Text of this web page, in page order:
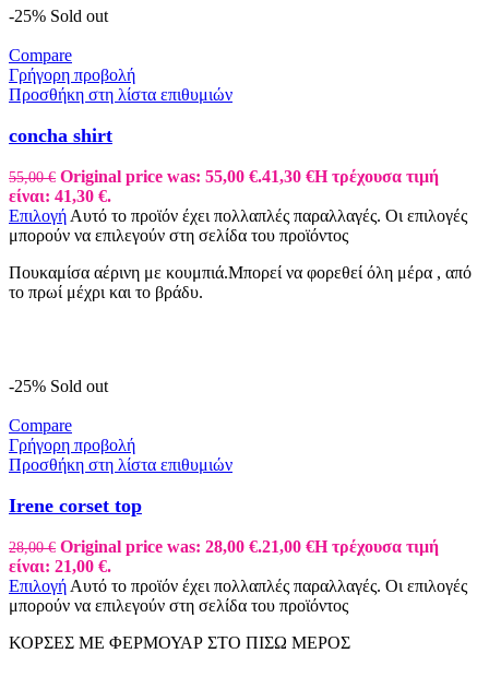
-25% Sold out
Compare
Γρήγορη προβολή
Προσθήκη στη λίστα επιθυμιών
concha shirt
55,00€ Original price was: 55,00 €.41,30 €Η τρέχουσα τιμή
είναι: 41,30 €.
Επιλογή Αυτό το προϊόν έχει πολλαπλές παραλλαγές. Οι επιλογές
μπορούν να επιλεγούν στη σελίδα του προϊόντος
Πουκαμίσα αέρινη με κουμπιά.Μπορεί να φορεθεί όλη μέρα , από
το πρωί μέχρι και το βράδυ.
-25% Sold out
Compare
Γρήγορη προβολή
Προσθήκη στη λίστα επιθυμιών
Irene corset top
28,00€ Original price was: 28,00 €.21,00 €Η τρέχουσα τιμή
είναι: 21,00 €.
Επιλογή Αυτό το προϊόν έχει πολλαπλές παραλλαγές. Οι επιλογές
μπορούν να επιλεγούν στη σελίδα του προϊόντος
ΚΟΡΣΕΣ ΜΕ ΦΕΡΜΟΥΑΡ ΣΤΟ ΠΙΣΩ ΜΕΡΟΣ